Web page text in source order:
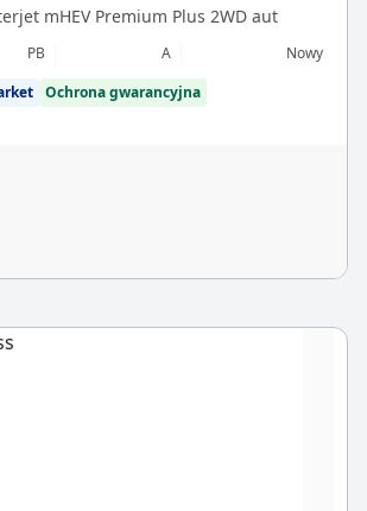
mHEV Premium Plus 2WD aut
PB A
Nowy
Ochrona gwarancyjna